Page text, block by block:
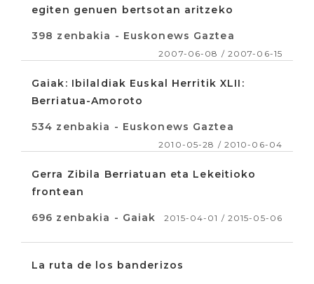
egiten genuen bertsotan aritzeko
398 zenbakia - Euskonews Gaztea
2007-06-08 / 2007-06-15
Gaiak: Ibilaldiak Euskal Herritik XLII:
Berriatua-Amoroto
534 zenbakia - Euskonews Gaztea
2010-05-28 / 2010-06-04
Gerra Zibila Berriatuan eta Lekeitioko
frontean
696 zenbakia - Gaiak 2015-04-01 / 2015-05-06
La ruta de los banderizos